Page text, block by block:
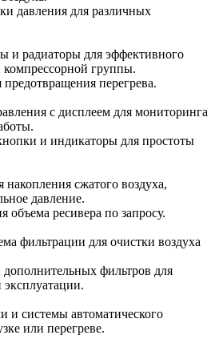
давления для различных
и радиаторы для эффективного
компрессорной группы.
перегрева.
с дисплеем для мониторинга
и индикаторы для простоты
сжатого воздуха,
давление.
объема ресивера по запросу.
фильтрации для очистки воздуха
фильтров для
и системы автоматического
или перегреве.